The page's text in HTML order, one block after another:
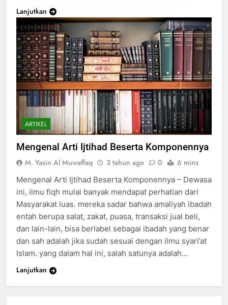
Lanjutkan
ARTIKEL
Mengenal Arti Ijtihad Beserta Komponennya
M. Yasin Al Muwaffaq 3 tahun ago 0 6 mins
Mengenal Arti Ijtihad Beserta Komponennya – Dewasa
ini, ilmu fiqh mulai banyak mendapat perhatian dari
Masyarakat luas. mereka sadar bahwa amaliyah ibadah
entah berupa salat, zakat, puasa, transaksi jual beli,
dan lain-lain, bisa berlabel sebagai ibadah yang benar
dan sah adalah jika sudah sesuai dengan ilmu syari’at
Islam. yang dalam hal ini, salah satunya adalah…
Lanjutkan